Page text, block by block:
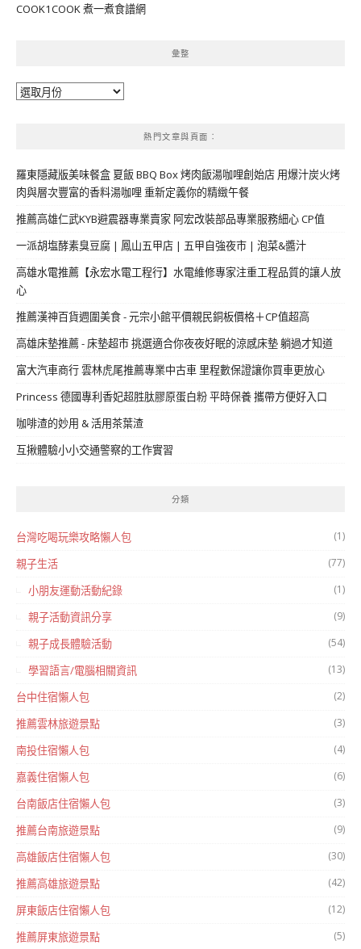
COOK1COOK 煮一煮食譜網
彙整
彙
熱門文章與頁面︰
羅東隱藏版美味餐盒 夏飯 BBQ Box 烤肉飯湯咖哩創始店 用爆汁炭火烤
肉與層次豐富的香料湯咖哩 重新定義你的精緻午餐
推薦高雄仁武KYB避震器專業賣家 阿宏改裝部品專業服務細心 CP值
一派胡塩酵素臭豆腐 | 鳳山五甲店 | 五甲自強夜市 | 泡菜&醬汁
高雄水電推薦【永宏水電工程行】水電維修專家注重工程品質的讓人放
心
推薦漢神百貨週圍美食 - 元宗小館平價親民銅板價格＋CP值超高
高雄床墊推薦 - 床墊超市 挑選適合你夜夜好眠的涼感床墊 躺過才知道
富大汽車商行 雲林虎尾推薦專業中古車 里程數保證讓你買車更放心
Princess 德國專利香妃超胜肽膠原蛋白粉 平時保養 攜帶方便好入口
咖啡渣的妙用 & 活用茶葉渣
互揪體驗小小交通警察的工作實習
分類
台灣吃喝玩樂攻略懶人包 (1)
親子生活 (77)
小朋友運動活動紀錄 (1)
親子活動資訊分享 (9)
親子成長體驗活動 (54)
學習語言/電腦相關資訊 (13)
台中住宿懶人包 (2)
推薦雲林旅遊景點 (3)
南投住宿懶人包 (4)
嘉義住宿懶人包 (6)
台南飯店住宿懶人包 (3)
推薦台南旅遊景點 (9)
高雄飯店住宿懶人包 (30)
推薦高雄旅遊景點 (42)
屏東飯店住宿懶人包 (12)
推薦屏東旅遊景點 (5)